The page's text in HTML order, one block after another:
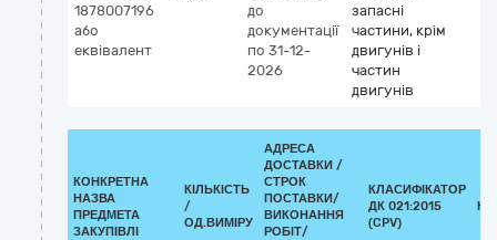
1878007196
або
еквівалент
до
документації
по 31-12-
2026
запасні
частини, крім
двигунів і
частин
двигунів
КОНКРЕТНА
НАЗВА
ПРЕДМЕТА
ЗАКУПІВЛІ
КІЛЬКІСТЬ
/
ОД.ВИМІРУ
АДРЕСА
ДОСТАВКИ /
СТРОК
ПОСТАВКИ/
ВИКОНАННЯ
РОБІТ/
КЛАСИФІКАТОР
ДК 021:2015
(CPV)